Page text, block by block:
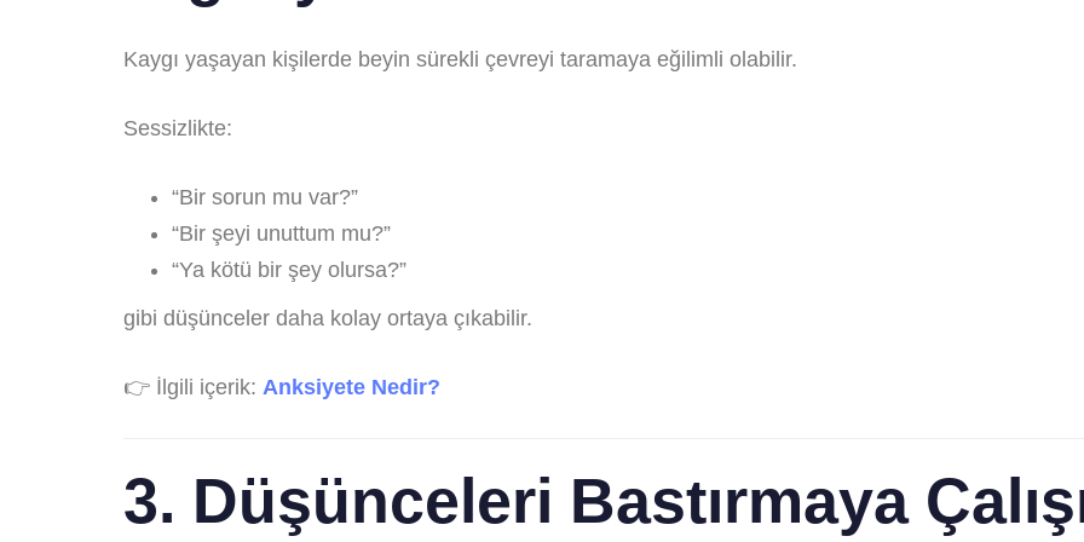
Kaygı yaşayan kişilerde beyin sürekli çevreyi taramaya eğilimli olabilir.
Sessizlikte:
“Bir sorun mu var?”
“Bir şeyi unuttum mu?”
“Ya kötü bir şey olursa?”
gibi düşünceler daha kolay ortaya çıkabilir.
👉 İlgili içerik: Anksiyete Nedir?
3. Düşünceleri Bastırmaya